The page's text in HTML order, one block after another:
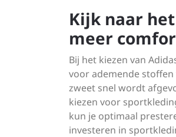
Kijk naar
meer
Bij het kiezen van
voor ademende
zweet snel wordt
kiezen voor
kun je optimaal
investeren in